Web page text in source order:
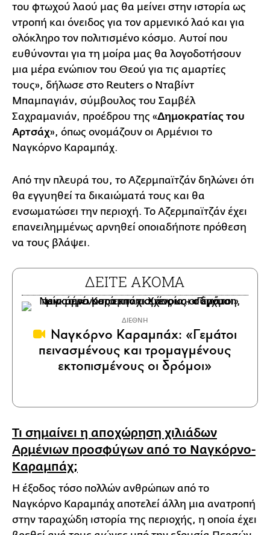
του φτωχού λαού μας θα μείνει στην ιστορία ως
ντροπή και όνειδος για τον αρμενικό λαό και για
ολόκληρο τον πολιτισμένο κόσμο. Αυτοί που
ευθύνονται για τη μοίρα μας θα λογοδοτήσουν
μια μέρα ενώπιον του Θεού για τις αμαρτίες
τους», δήλωσε στο Reuters ο Νταβίντ
Μπαμπαγιάν, σύμβουλος του Σαμβέλ
Σαχραμανιάν, προέδρου της «Δημοκρατίας του
Αρτσάχ», όπως ονομάζουν οι Αρμένιοι το
Ναγκόρνο Καραμπάχ.
Από την πλευρά του, το Αζερμπαϊτζάν δηλώνει ότι
θα εγγυηθεί τα δικαιώματά τους και θα
ενσωματώσει την περιοχή. Το Αζερμπαϊτζάν έχει
επανειλημμένως αρνηθεί οποιαδήποτε πρόθεση
να τους βλάψει.
ΔΕΙΤΕ ΑΚΟΜΑ
ΔΙΕΘΝΗ
Ναγκόρνο Καραμπάχ: «Γεμάτοι
πεινασμένους και τρομαγμένους
εκτοπισμένους οι δρόμοι»
Τι σημαίνει η αποχώρηση χιλιάδων
Αρμένιων προσφύγων από το Ναγκόρνο-
Καραμπάχ;
Η έξοδος τόσο πολλών ανθρώπων από το
Ναγκόρνο Καραμπάχ αποτελεί άλλη μια ανατροπή
στην ταραχώδη ιστορία της περιοχής, η οποία έχει